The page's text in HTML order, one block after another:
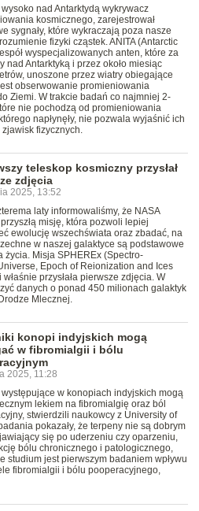
wysoko nad Antarktydą wykrywacz
kosmicznego, zarejestrował
sygnały, które wykraczają poza nasze
fizyki cząstek. ANITA (Antarctic
wyspecjalizowanych anten, które za
nad Antarktyką i przez około miesiąc
unoszone przez wiatry obiegające
obserwowanie promieniowania
Ziemi. W trakcie badań co najmniej 2-
nie pochodzą od promieniowania
napłynęły, nie pozwala wyjaśnić ich
fizycznych.
teleskop kosmiczny przysłał
zdjęcia
2025, 13:52
laty informowaliśmy, że NASA
przyszłą misję, która pozwoli lepiej
ewolucję wszechświata oraz zbadać, na
w naszej galaktyce są podstawowe
życia. Misja SPHEREx (Spectro-
Epoch of Reionization and Ices
przysłała pierwsze zdjęcia. W
danych o ponad 450 milionach galaktyk
Mlecznej.
konopi indyjskich mogą
w fibromialgii i bólu
2025, 11:28
występujące w konopiach indyjskich mogą
lekiem na fibromialgię oraz ból
stwierdzili naukowcy z University of
pokazały, że terpeny nie są dobrym
się po uderzeniu czy oparzeniu,
bólu chronicznego i patologicznego,
studium jest pierwszym badaniem wpływu
fibromialgii i bólu pooperacyjnego,